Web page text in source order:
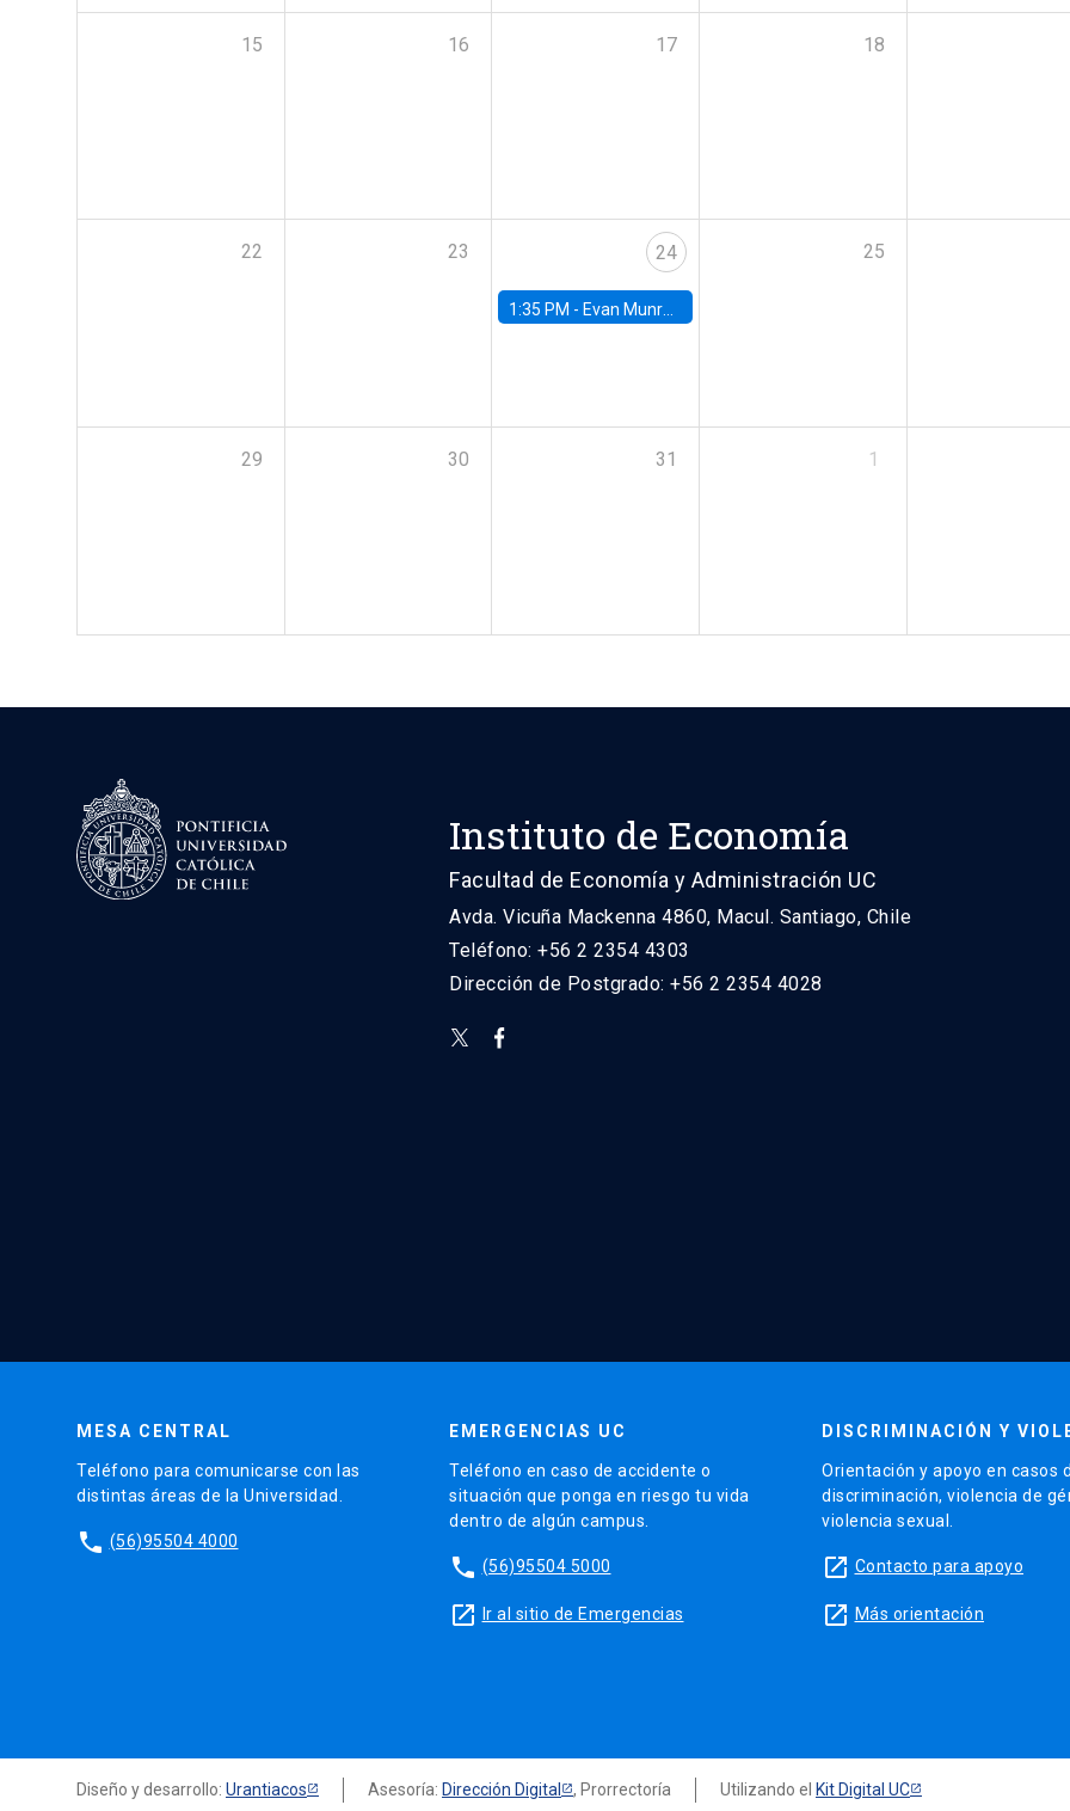
15 16 17 18
22 23 24
1:35 PM - Evan Munro, Neyman Visiting Assistant Professor in the Department of Statistics at UC Berkeley
25
29 30 31 1
Instituto de Economía
Facultad de Economía y Administración UC
Avda. Vicuña Mackenna 4860, Macul. Santiago, Chile
Teléfono: +56 2 2354 4303
Dirección de Postgrado: +56 2 2354 4028
MESA CENTRAL
Teléfono para comunicarse con las
distintas áreas de la Universidad.
phone (56)95504 4000
EMERGENCIAS UC
Teléfono en caso de accidente o
situación que ponga en riesgo tu vida
dentro de algún campus.
phone (56)95504 5000
launch Ir al sitio de Emergencias
DISCRIMINACIÓN Y
Orientación y apoyo en casos
discriminación, violencia de
violencia sexual.
launch Contacto para apoyo
launch Más orientación
Diseño y desarrollo: Urantiacos Asesoría: Dirección Digital , Prorrectoría Utilizando el Kit Digital UC